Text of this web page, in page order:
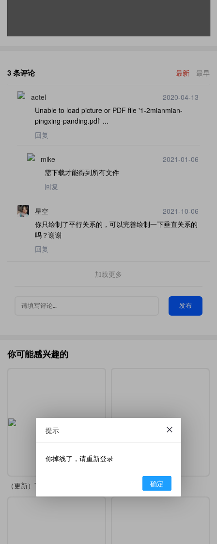
3 条评论 最新 最早
aotel
2020-04-13
Unable to load picture or PDF file '1-2mianmian-
pingxing-panding.pdf' ...
回复
mike
2021-01-06
需下载才能得到所有文件
回复
星空
2021-10-06
你只绘制了平行关系的，可以完善绘制一下垂直关系的
吗？谢谢
回复
加载更多
发布
你可能感兴趣的
（更新）TikZ-Editor 中文版 TikZ-Editor 中文版
提示
你掉线了，请重新登录
确定